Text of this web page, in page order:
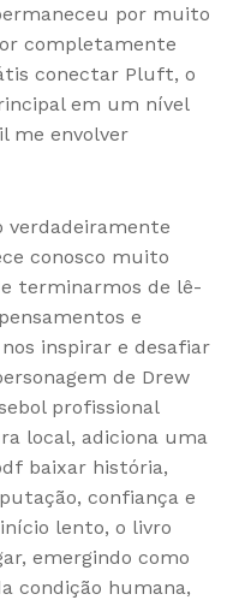
por muito
completamente
conectar Pluft, o
em um nível
me envolver
verdadeiramente
conosco muito
terminarmos de lê-
e
inspirar e desafiar
de Drew
profissional
local, adiciona uma
baixar história,
confiança e
lento, o livro
emergindo como
condição humana,